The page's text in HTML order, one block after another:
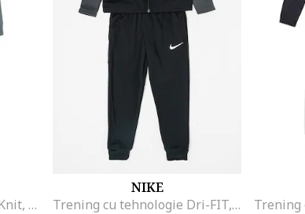
Trening pentru copii UA Knit, Gri carbune
NIKE
Trening cu tehnologie Dri-FIT, pentru fotbal Academy, Negru/Gri antracit